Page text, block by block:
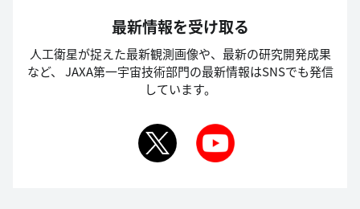
最新情報を受け取る
人工衛星が捉えた最新観測画像や、最新の研究開発成果
など、
JAXA第一宇宙技術部門の最新情報はSNSでも発信
しています。